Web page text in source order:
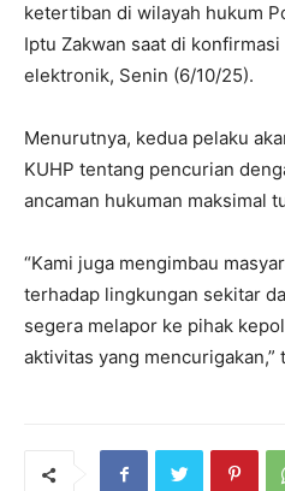
ketertiban di wilayah hukum
Iptu Zakwan saat di
elektronik, Senin (6/10/25).
Menurutnya, kedua pelaku
KUHP tentang pencurian
ancaman hukuman maksimal
“Kami juga mengimbau
terhadap lingkungan sekitar
segera melapor ke pihak
aktivitas yang mencurigakan,”